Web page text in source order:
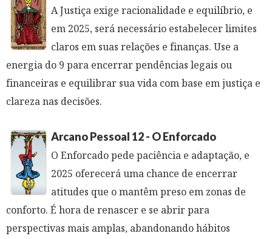
A Justiça exige racionalidade e equilíbrio, e
em 2025, será necessário estabelecer limites
claros em suas relações e finanças. Use a
energia do 9 para encerrar pendências legais ou
financeiras e equilibrar sua vida com base em justiça e
clareza nas decisões.
Arcano Pessoal 12 - O Enforcado
O Enforcado pede paciência e adaptação, e
2025 oferecerá uma chance de encerrar
atitudes que o mantêm preso em zonas de
conforto. É hora de renascer e se abrir para
perspectivas mais amplas, abandonando hábitos